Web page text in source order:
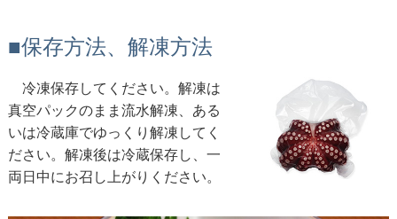
■保存方法、解凍方法
冷凍保存してください。解凍は
真空パックのまま流水解凍、ある
いは冷蔵庫でゆっくり解凍してく
ださい。解凍後は冷蔵保存し、一
両日中にお召し上がりください。